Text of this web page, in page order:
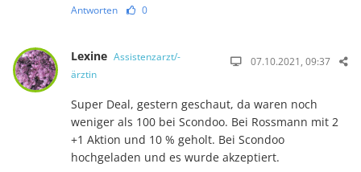
Antworten 0
Lexine Assistenzarzt/-
ärztin
07.10.2021, 09:37
Super Deal, gestern geschaut, da waren noch
weniger als 100 bei Scondoo. Bei Rossmann mit 2
+1 Aktion und 10 % geholt. Bei Scondoo
hochgeladen und es wurde akzeptiert.